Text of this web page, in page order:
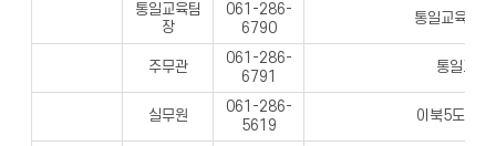
통일교육팀
장
061-286-
6790
통일교육 업
주무관
061-286-
6791
통일교육
실무원
061-286-
5619
이북5도 업